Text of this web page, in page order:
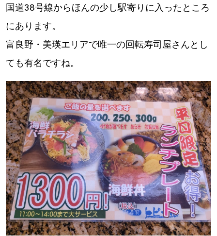
KEYWORD
Sitakke編集部あい
【いろんな価値観や生き方に触れたい】
Sitakke編集部 IKU 【まったり楽しみたい】
【暮らしの知恵を身につけたい】 札幌市
【札幌のお気に入りを見つけたい】
【道央のお気に入りを見つけたい】
【道北のお気に入りを見つけたい】
【道東のお気に入りを見つけたい】
国道38号線からほんの少し駅寄りに入ったところ
にあります。
富良野・美瑛エリアで唯一の回転寿司屋さんとし
ても有名ですね。